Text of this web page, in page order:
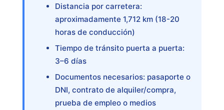
Distancia por carretera:
aproximadamente 1,712 km (18-20
horas de conducción)
Tiempo de tránsito puerta a puerta:
3–6 días
Documentos necesarios: pasaporte o
DNI, contrato de alquiler/compra,
prueba de empleo o medios